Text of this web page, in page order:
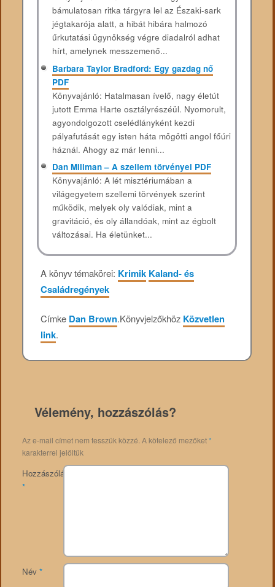
bámulatosan ritka tárgyra lel az Északi-sark
jégtakarója alatt, a hibát hibára halmozó
űrkutatási ügynökség végre diadalról adhat
hírt, amelynek messzemenő...
Barbara Taylor Bradford: Egy ​gazdag nő
PDF
Könyvajánló: Hatalmasan ​ívelő, nagy életút
jutott Emma Harte osztályrészéül. Nyomorult,
agyondolgozott cselédlányként kezdi
pályafutását egy isten háta mögötti angol főúri
háznál. Ahogy az már lenni...
Dan Millman – A szellem törvényei PDF
Könyvajánló: A lét misztériumában a
világegyetem szellemi törvények szerint
működik, melyek oly valódiak, mint a
gravitáció, és oly állandóak, mint az égbolt
változásai. Ha életünket...
A könyv témakörei: Krimik Kaland- és
Családregények
Címke Dan Brown.Könyvjelzőkhöz Közvetlen
link.
Vélemény, hozzászólás?
Az e-mail címet nem tesszük közzé. A kötelező mezőket*
karakterrel jelöltük
Hozzászólás
*
Név *